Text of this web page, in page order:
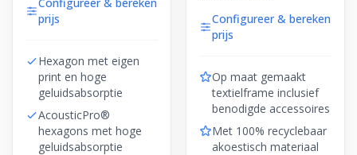
prijs
Hexagon met eigen
print en hoge
geluidsabsorptie
AcousticPro®
hexagons met hoge
geluidsabsorptie
Configureer & bereken
prijs
Op maat gemaakt
textielframe inclusief
benodigde accessoires
Met 100% recyclebaar
akoestisch materiaal